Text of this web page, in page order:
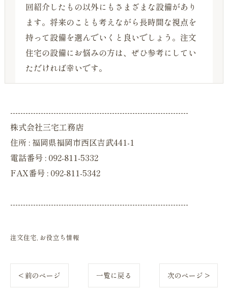
回紹介したもの以外にもさまざまな設備があり
ます。将来のことも考えながら長時間な視点を
持って設備を選んでいくと良いでしょう。注文
住宅の設備にお悩みの方は、ぜひ参考にしてい
ただければ幸いです。
----------------------------------------------------------------------
株式会社三宅工務店
住所 : 福岡県福岡市西区吉武441-1
電話番号 : 092-811-5332
FAX番号 : 092-811-5342
----------------------------------------------------------------------
注文住宅 お役立ち情報
< 前のページ 一覧に戻る 次のページ >